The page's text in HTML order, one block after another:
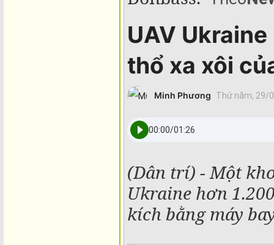
UAV
thổ xa xôi
Minh Phương Thứ năm, 29/
00:00/01:26
(Dân trí) - Một
Ukraine hơn
kích bằng máy